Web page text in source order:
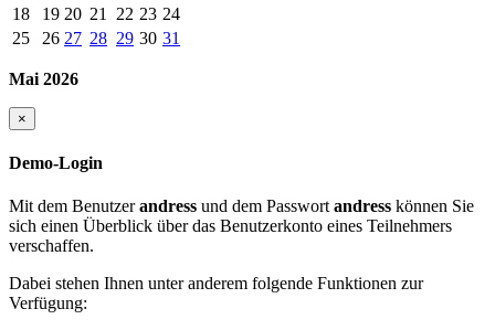
18
19 20 21 22 23 24
25
26 27 28 29 30 31
Mai 2026
×
Demo-Login
Mit dem Benutzerandress und dem Passwortandress können Sie
sich einen Überblick über das Benutzerkonto eines Teilnehmers
verschaffen.
Dabei stehen Ihnen unter anderem folgende Funktionen zur
Verfügung: